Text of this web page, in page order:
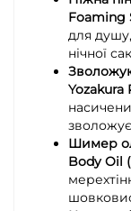
Foaming
для
нічної
Yozakura
Шимер
Body Oil